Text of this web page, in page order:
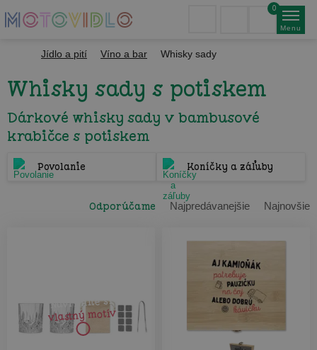
0
Menu
Jídlo a pití Víno a bar Whisky sady
Whisky sady s potiskem
Dárkové whisky sady v bambusové
krabičce s potiskem
Povolanie Koníčky a záľuby
Odporúčame Najpredávanejšie Najnovšie
Navrhnite si
vlastný motív